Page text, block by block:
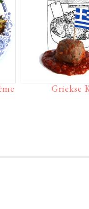
Griekse